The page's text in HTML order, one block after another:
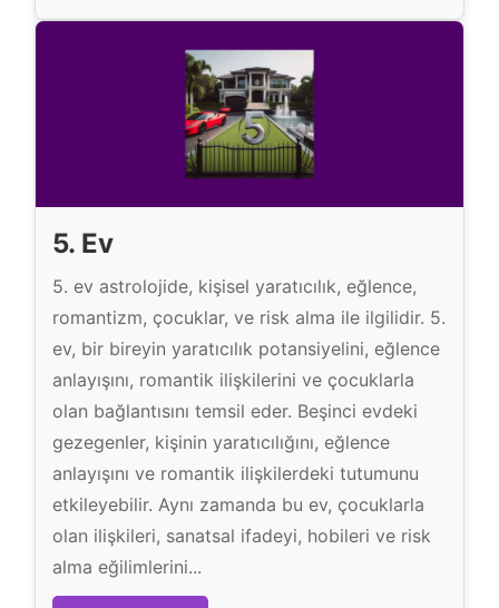
l
a
k
B
u
r
c
u
5. Ev
5. ev astrolojide, kişisel yaratıcılık, eğlence,
romantizm, çocuklar, ve risk alma ile ilgilidir. 5.
ev, bir bireyin yaratıcılık potansiyelini, eğlence
anlayışını, romantik ilişkilerini ve çocuklarla
olan bağlantısını temsil eder. Beşinci evdeki
gezegenler, kişinin yaratıcılığını, eğlence
anlayışını ve romantik ilişkilerdeki tutumunu
etkileyebilir. Aynı zamanda bu ev, çocuklarla
olan ilişkileri, sanatsal ifadeyi, hobileri ve risk
alma eğilimlerini...